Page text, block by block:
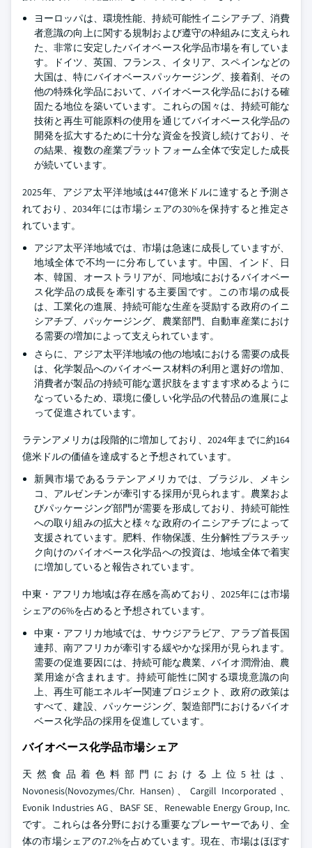
ヨーロッパは、環境性能、持続可能性イニシアチブ、消費
者意識の向上に関する規制および遵守の枠組みに支えられ
た、非常に安定したバイオベース化学品市場を有していま
す。ドイツ、英国、フランス、イタリア、スペインなどの
大国は、特にバイオベースパッケージング、接着剤、その
他の特殊化学品において、バイオベース化学品における確
固たる地位を築いています。これらの国々は、持続可能な
技術と再生可能原料の使用を通じてバイオベース化学品の
開発を拡大するために十分な資金を投資し続けており、そ
の結果、複数の産業プラットフォーム全体で安定した成長
が続いています。
2025年、アジア太平洋地域は447億米ドルに達すると予測さ
れており、2034年には市場シェアの30%を保持すると推定さ
れています。
アジア太平洋地域では、市場は急速に成長していますが、
地域全体で不均一に分布しています。中国、インド、日
本、韓国、オーストラリアが、同地域におけるバイオベー
ス化学品の成長を牽引する主要国です。この市場の成長
は、工業化の進展、持続可能な生産を奨励する政府のイニ
シアチブ、パッケージング、農業部門、自動車産業におけ
る需要の増加によって支えられています。
さらに、アジア太平洋地域の他の地域における需要の成長
は、化学製品へのバイオベース材料の利用と選好の増加、
消費者が製品の持続可能な選択肢をますます求めるように
なっているため、環境に優しい化学品の代替品の進展によ
って促進されています。
ラテンアメリカは段階的に増加しており、2024年までに約164
億米ドルの価値を達成すると予想されています。
新興市場であるラテンアメリカでは、ブラジル、メキシ
コ、アルゼンチンが牽引する採用が見られます。農業およ
びパッケージング部門が需要を形成しており、持続可能性
への取り組みの拡大と様々な政府のイニシアチブによって
支援されています。肥料、作物保護、生分解性プラスチッ
ク向けのバイオベース化学品への投資は、地域全体で着実
に増加していると報告されています。
中東・アフリカ地域は存在感を高めており、2025年には市場
シェアの6%を占めると予想されています。
中東・アフリカ地域では、サウジアラビア、アラブ首長国
連邦、南アフリカが牽引する緩やかな採用が見られます。
需要の促進要因には、持続可能な農業、バイオ潤滑油、農
業用途が含まれます。持続可能性に関する環境意識の向
上、再生可能エネルギー関連プロジェクト、政府の政策は
すべて、建設、パッケージング、製造部門におけるバイオ
ベース化学品の採用を促進しています。
バイオベース化学品市場シェア
天然食品着色料部門における上位5社は、
Novonesis(Novozymes/Chr. Hansen)、Cargill Incorporated、
Evonik Industries AG、BASF SE、Renewable Energy Group, Inc.
です。これらは各分野における重要なプレーヤーであり、全
体の市場シェアの7.2%を占めています。現在、市場はほぼす